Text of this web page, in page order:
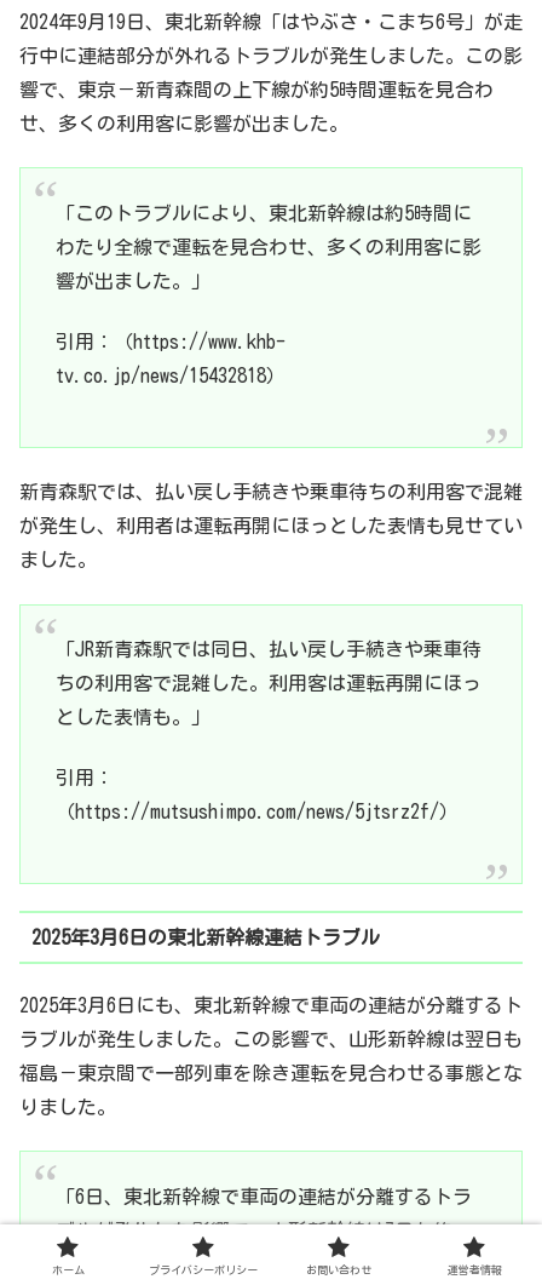
2024年9月19日、東北新幹線「はやぶさ・こまち6号」が走
行中に連結部分が外れるトラブルが発生しました。この影
響で、東京－新青森間の上下線が約5時間運転を見合わ
せ、多くの利用客に影響が出ました。
「このトラブルにより、東北新幹線は約5時間に
わたり全線で運転を見合わせ、多くの利用客に影
響が出ました。」
引用：（https://www.khb-
tv.co.jp/news/15432818）
新青森駅では、払い戻し手続きや乗車待ちの利用客で混雑
が発生し、利用者は運転再開にほっとした表情も見せてい
ました。
「JR新青森駅では同日、払い戻し手続きや乗車待
ちの利用客で混雑した。利用客は運転再開にほっ
とした表情も。」
引用：
（https://mutsushimpo.com/news/5jtsrz2f/）
2025年3月6日の東北新幹線連結トラブル
2025年3月6日にも、東北新幹線で車両の連結が分離するト
ラブルが発生しました。この影響で、山形新幹線は翌日も
福島－東京間で一部列車を除き運転を見合わせる事態とな
りました。
「6日、東北新幹線で車両の連結が分離するトラ
ブルが発生した影響で、山形新幹線は7日も終
日、福島－東京間で一部列車を除き運転を見合わ
ホーム プライバシーポリシー お問い合わせ 運営者情報